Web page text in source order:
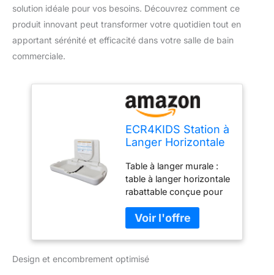
solution idéale pour vos besoins. Découvrez comment ce
produit innovant peut transformer votre quotidien tout en
apportant sérénité et efficacité dans votre salle de bain
commerciale.
ECR4KIDS Station à
Langer Horizontale
Table à Langer
Murale pour Salle
de Bain
Commerciale, Peu
encombrante, avec
Sangles de sécurité
et Crochets pour
Sac – Granit Blanc
Table à langer murale :
table à langer horizontale
rabattable conçue pour
nourrissons et les tout-
petits ; idéale pour les
toilettes commerciales,
les institutions, les lieux
Design et encombrement optimisé